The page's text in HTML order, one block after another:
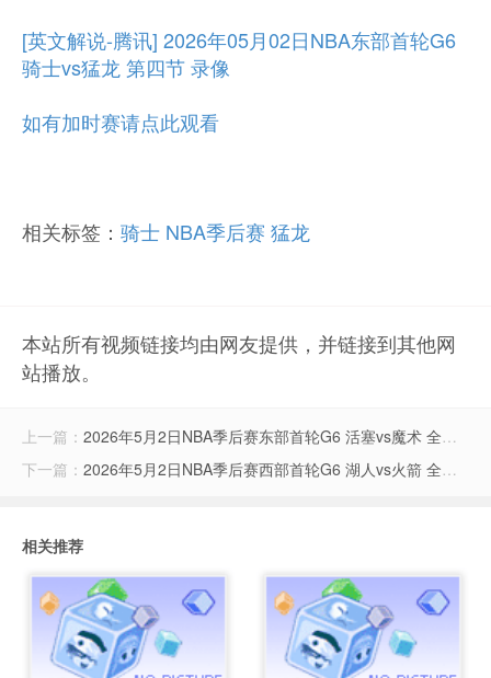
[英文解说-腾讯] 2026年05月02日NBA东部首轮G6
骑士vs猛龙 第四节 录像
如有加时赛请点此观看
相关标签： 骑士 NBA季后赛 猛龙
本站所有视频链接均由网友提供，并链接到其他网
站播放。
上一篇： 2026年5月2日NBA季后赛东部首轮G6 活塞vs魔术 全场录像
下一篇： 2026年5月2日NBA季后赛西部首轮G6 湖人vs火箭 全场录像
相关推荐